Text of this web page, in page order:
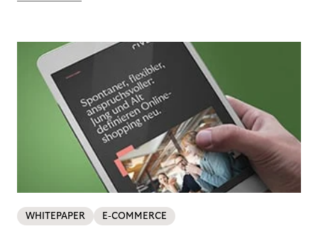
WHITEPAPER E-COMMERCE